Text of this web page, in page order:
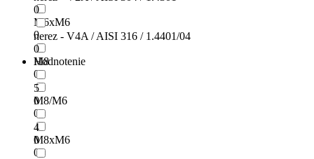
M6xM6
0
M8
0
M8/M6
0
M8xM6
0
0
nerez - V4A / AISI 316 / 1.4401/04
0
Hodnotenie
5
0
4
0